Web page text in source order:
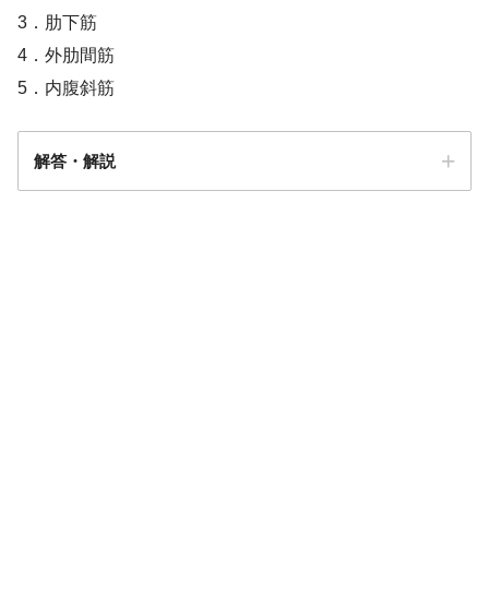
3．肋下筋
4．外肋間筋
5．内腹斜筋
解答・解説